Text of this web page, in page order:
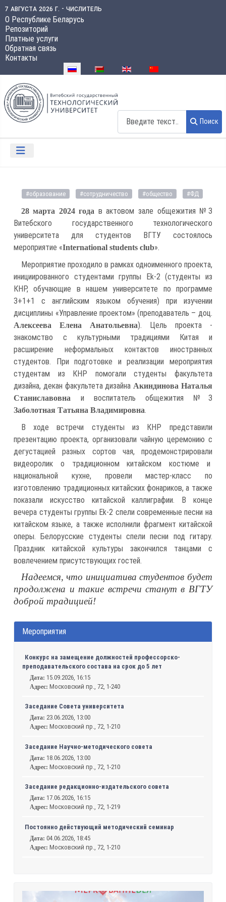
7 августа 2026 г. - числитель
О Республике Беларусь
Репозиторий
Платные услуги
Обратная связь
Контакты
Выберите язык
Поиск
#образование #сотрудничество #общество #ФД
28 марта 2024 года в актовом зале общежития №3
Витебского государственного технологического
университета для студентов ВГТУ состоялось
мероприятие «International students club».
Мероприятие проходило в рамках одноименного проекта,
инициированного студентами группы Ek-2 (студенты из
КНР, обучающие в нашем университете по программе
3+1+1 с английским языком обучения) при изучении
дисциплины «Управление проектом» (преподаватель – доц.
Алексеева Елена Анатольевна). Цель проекта -
знакомство с культурными традициями Китая и
расширение неформальных контактов иностранных
студентов. При подготовке и реализации мероприятия
студентам из КНР помогали студенты факультета
дизайна, декан факультета дизайнаАкиндинова Наталья
Станиславовна
и воспитатель общежития №3
Заболотная Татьяна Владимировна.
В ходе встречи студенты из КНР представили
презентацию проекта, организовали чайную церемонию с
дегустацией разных сортов чая, продемонстрировали
видеоролик о традиционном китайском костюме и
национальной кухне, провели мастер-класс по
изготовлению традиционных китайских фонариков, а также
показали искусство китайской каллиграфии. В конце
вечера студенты группы Ek-2 спели современные песни на
китайском языке, а также исполнили фрагмент китайской
оперы. Белорусские студенты спели песни под гитару.
Праздник китайской культуры закончился танцами с
вовлечением присутствующих гостей.
Надеемся, что инициатива студентов будет
продолжена и такие встречи станут в ВГТУ
доброй традицией!
Мероприятия
Конкурс на замещение должностей профессорско-
преподавательского состава на срок до 5 лет
Дата: 15.09.2026, 16:15
Адрес: Московский пр., 72, 1-240
Заседание Совета университета
Дата: 23.06.2026, 13:00
Адрес: Московский пр., 72, 1-210
Заседание Научно-методического совета
Дата: 18.06.2026, 13:00
Адрес: Московский пр., 72, 1-210
Заседание редакционно-издательского совета
Дата: 17.06.2026, 16:15
Адрес: Московский пр., 72, 1-219
Постоянно действующий методический семинар
Дата:04.06.2026, 18:45
Адрес: Московский пр., 72, 1-210